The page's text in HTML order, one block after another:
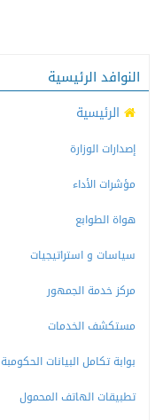
النوافد الرئيسية
الرئيسية
إصدارات الوزارة
مؤشرات الأداء
هواة الطوابع
سياسات و استراتيجيات
مركز خدمة الجمهور
مستكشف الخدمات
بوابة تكامل البيانات الحكومبة
تطبيقات الهاتف المحمول